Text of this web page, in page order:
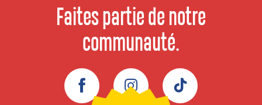
Faites partie de notre
communauté.
Facebook Instagram TikTok